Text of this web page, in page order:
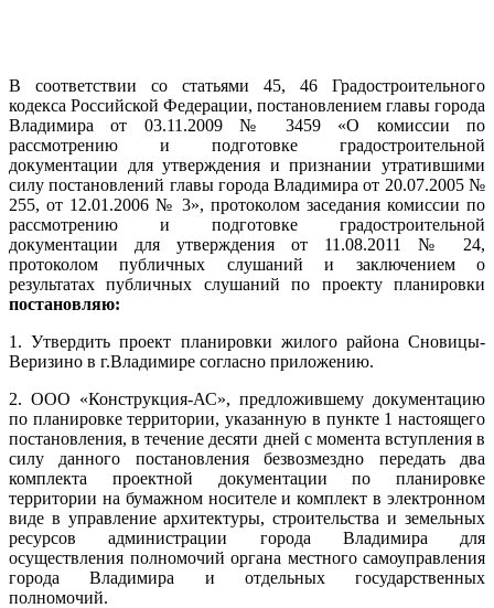
В соответствии со статьями 45, 46 Градостроительного
кодекса Российской Федерации, постановлением главы города
Владимира от 03.11.2009 № 3459 «О комиссии по
рассмотрению и подготовке градостроительной
документации для утверждения и признании утратившими
силу постановлений главы города Владимира от 20.07.2005 №
255, от 12.01.2006 № 3», протоколом заседания комиссии по
рассмотрению и подготовке градостроительной
документации для утверждения от 11.08.2011 № 24,
протоколом публичных слушаний и заключением о
результатах публичных слушаний по проекту планировки
постановляю:
1. Утвердить проект планировки жилого района Сновицы-
Веризино в г.Владимире согласно приложению.
2. ООО «Конструкция-АС», предложившему документацию
по планировке территории, указанную в пункте 1 настоящего
постановления, в течение десяти дней с момента вступления в
силу данного постановления безвозмездно передать два
комплекта проектной документации по планировке
территории на бумажном носителе и комплект в электронном
виде в управление архитектуры, строительства и земельных
ресурсов администрации города Владимира для
осуществления полномочий органа местного самоуправления
города Владимира и отдельных государственных
полномочий.